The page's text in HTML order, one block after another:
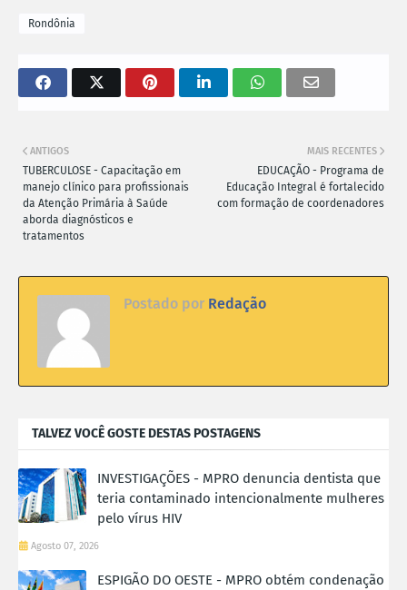
Rondônia
MAIS RECENTES
EDUCAÇÃO - Programa de
Educação Integral é fortalecido
com formação de coordenadores
ANTIGOS
TUBERCULOSE - Capacitação em
manejo clínico para profissionais
da Atenção Primária à Saúde
aborda diagnósticos e
tratamentos
Postado por Redação
TALVEZ VOCÊ GOSTE DESTAS POSTAGENS
INVESTIGAÇÕES - MPRO denuncia dentista que
teria contaminado intencionalmente mulheres
pelo vírus HIV
Agosto 07, 2026
ESPIGÃO DO OESTE - MPRO obtém condenação